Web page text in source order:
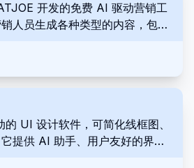
开发的免费 AI 驱动营销工
人员生成各种类型的内容，包括
满足各种需求，为 SEO、视频
解决方案。
UI 设计软件，可简化线框图、
提供 AI 助手、用户友好的界